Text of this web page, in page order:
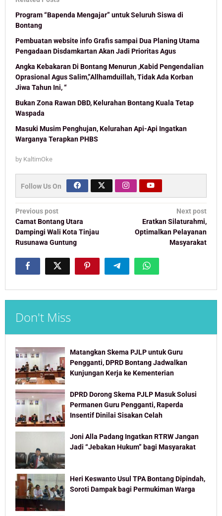
Program “Bapenda Mengajar” untuk Seluruh Siswa di
Bontang
Pembuatan website info Grafis sampai Dua Planing Utama
Pengadaan Disdamkartan Akan Jadi Prioritas Agus
Angka Kebakaran Di Bontang Menurun ,Kabid Pengendalian
Oprasional Agus Salim,”Allhamduillah, Tidak Ada Korban
Jiwa Tahun Ini, “
Bukan Zona Rawan DBD, Kelurahan Bontang Kuala Tetap
Waspada
Masuki Musim Penghujan, Kelurahan Api-Api Ingatkan
Warganya Terapkan PHBS
by KaltimOke
Follow Us On
Post
navigation
Previous post
Camat Bontang Utara
Dampingi Wali Kota Tinjau
Rusunawa Guntung
Next post
Eratkan Silaturahmi,
Optimalkan Pelayanan
Masyarakat
Don't Miss
Matangkan Skema PJLP untuk Guru
Pengganti, DPRD Bontang Jadwalkan
Kunjungan Kerja ke Kementerian
DPRD Dorong Skema PJLP Masuk Solusi
Permanen Guru Pengganti, Raperda
Insentif Dinilai Sisakan Celah
Joni Alla Padang Ingatkan RTRW Jangan
Jadi “Jebakan Hukum” bagi Masyarakat
Heri Keswanto Usul TPA Bontang Dipindah,
Soroti Dampak bagi Permukiman Warga